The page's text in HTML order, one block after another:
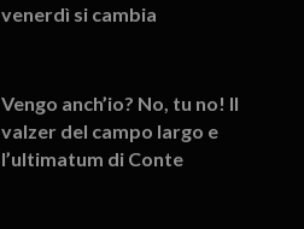
venerdì si cambia
Vengo anch’io? No, tu no! Il
valzer del campo largo e
l’ultimatum di Conte